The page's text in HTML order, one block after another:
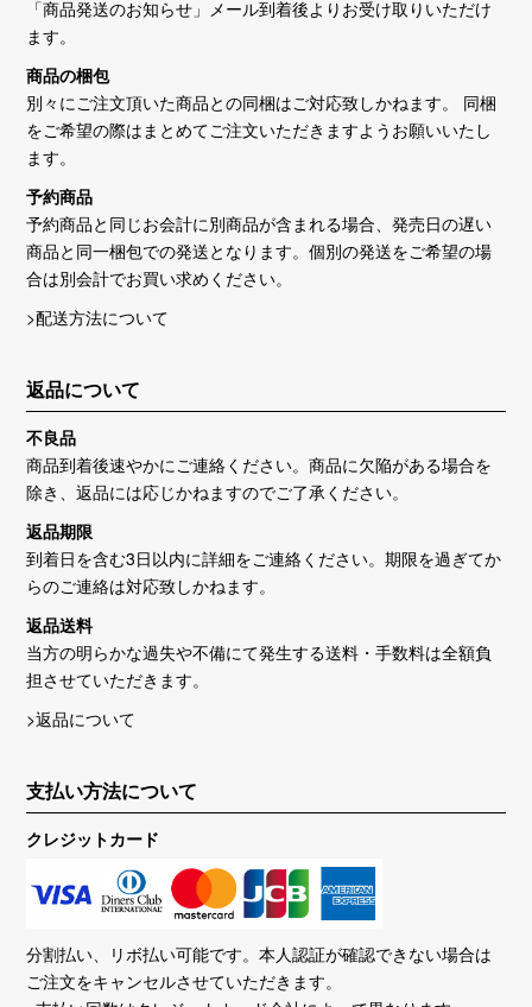
「商品発送のお知らせ」メール到着後よりお受け取りいただけ
ます。
商品の梱包
別々にご注文頂いた商品との同梱はご対応致しかねます。 同梱
をご希望の際はまとめてご注文いただきますようお願いいたし
ます。
予約商品
予約商品と同じお会計に別商品が含まれる場合、発売日の遅い
商品と同一梱包での発送となります。個別の発送をご希望の場
合は別会計でお買い求めください。
>配送方法について
返品について
不良品
商品到着後速やかにご連絡ください。商品に欠陥がある場合を
除き、返品には応じかねますのでご了承ください。
返品期限
到着日を含む3日以内に詳細をご連絡ください。期限を過ぎてか
らのご連絡は対応致しかねます。
返品送料
当方の明らかな過失や不備にて発生する送料・手数料は全額負
担させていただきます。
>返品について
支払い方法について
クレジットカード
分割払い、リボ払い可能です。本人認証が確認できない場合は
ご注文をキャンセルさせていただきます。